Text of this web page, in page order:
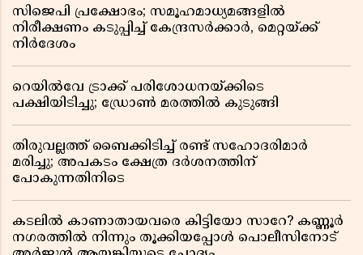
സിജെപി പ്രക്ഷോഭം; സമൂഹമാധ്യമങ്ങളിൽ
നിരീക്ഷണം കടുപ്പിച്ച് കേന്ദ്രസർക്കാർ, മെറ്റയ്ക്ക്
നിർദേശം
റെയിൽവേ ട്രാക്ക് പരിശോധനയ്ക്കിടെ
പക്ഷിയിടിച്ചു; ഡ്രോൺ മരത്തിൽ കുടുങ്ങി
തിരുവല്ലത്ത് ബൈക്കിടിച്ച് രണ്ട് സഹോദരിമാർ
മരിച്ചു; അപകടം ക്ഷേത്ര ദർശനത്തിന്
പോകുന്നതിനിടെ
കടലിൽ കാണാതായവരെ കിട്ടിയോ സാറേ? കണ്ണൂർ
നഗരത്തിൽ നിന്നും തൂക്കിയപ്പോൾ പൊലീസിനോട്